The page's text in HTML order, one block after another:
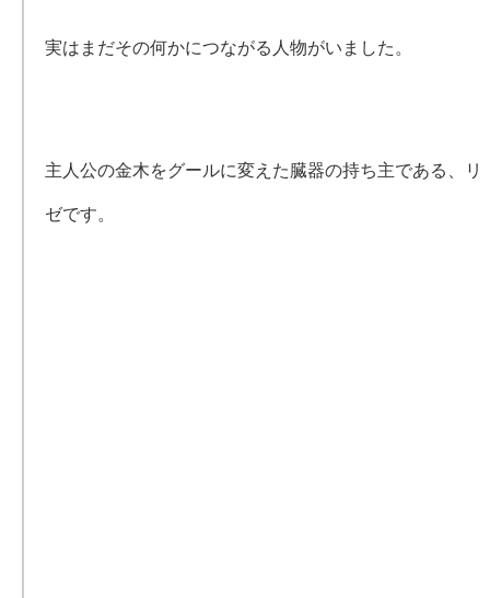
実はまだその何かにつながる人物がいました。
主人公の金木をグールに変えた臓器の持ち主である、リ
ゼです。